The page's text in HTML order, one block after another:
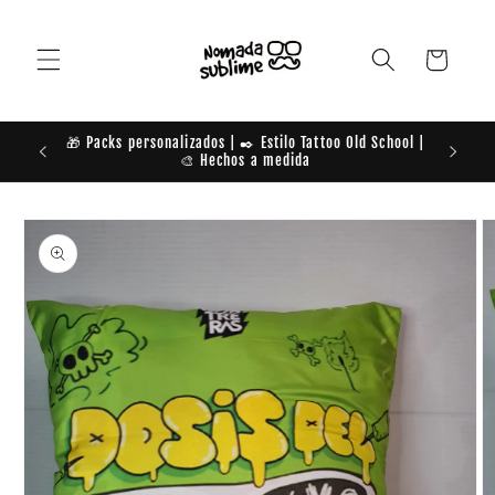
al contenido
Carrito
🎁 Packs personalizados | ✒️ Estilo Tattoo Old School |
🎨 Hechos a medida
TE
directamente
a la
información